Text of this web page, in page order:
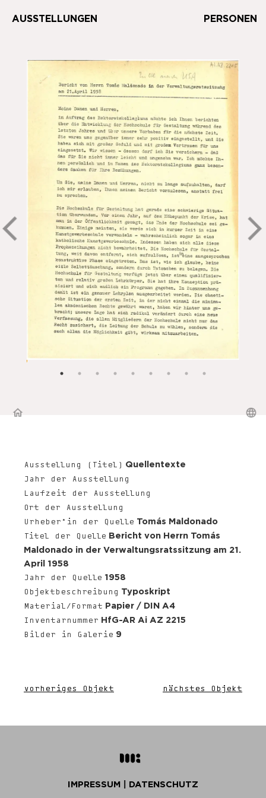
AUSSTELLUNGEN PERSONEN
Ausstellung (Titel) Quellentexte
Jahr der Ausstellung
Laufzeit der Ausstellung
Ort der Ausstellung
Urheber*in der Quelle Tomás Maldonado
Titel der Quelle Bericht von Herrn Tomás
Maldonado in der Verwaltungsratssitzung am 21.
April 1958
Jahr der Quelle 1958
Objektbeschreibung Typoskript
Material/Format Papier / DIN A4
Inventarnummer HfG-AR Ai AZ 2215
Bilder in Galerie 9
vorheriges Objekt nächstes Objekt
IMPRESSUM DATENSCHUTZ